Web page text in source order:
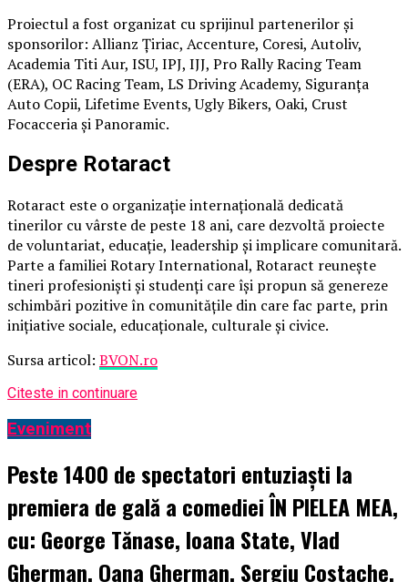
Proiectul a fost organizat cu sprijinul partenerilor și
sponsorilor: Allianz Țiriac, Accenture, Coresi, Autoliv,
Academia Titi Aur, ISU, IPJ, IJJ, Pro Rally Racing Team
(ERA), OC Racing Team, LS Driving Academy, Siguranța
Auto Copii, Lifetime Events, Ugly Bikers, Oaki, Crust
Focacceria și Panoramic.
Despre Rotaract
Rotaract este o organizație internațională dedicată
tinerilor cu vârste de peste 18 ani, care dezvoltă proiecte
de voluntariat, educație, leadership și implicare comunitară.
Parte a familiei Rotary International, Rotaract reunește
tineri profesioniști și studenți care își propun să genereze
schimbări pozitive în comunitățile din care fac parte, prin
inițiative sociale, educaționale, culturale și civice.
Sursa articol: BVON.ro
Citeste in continuare
Eveniment
Peste 1400 de spectatori entuziaști la
premiera de gală a comediei ÎN PIELEA MEA,
cu: George Tănase, Ioana State, Vlad
Gherman, Oana Gherman, Sergiu Costache,